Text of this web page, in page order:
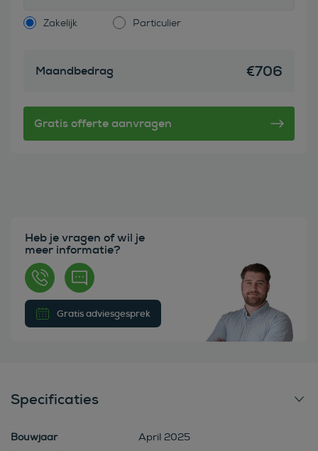
Zakelijk Particulier
Maandbedrag €706
Heb je vragen of wil je
meer informatie?
Gratis adviesgesprek
Specificaties
Bouwjaar
April 2025